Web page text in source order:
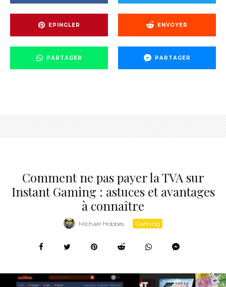
EPINGLER ENVOYER
PARTAGER PARTAGER
Comment ne pas payer la TVA sur
Instant Gaming : astuces et avantages
à connaître
Michael Hobbes · Gaming